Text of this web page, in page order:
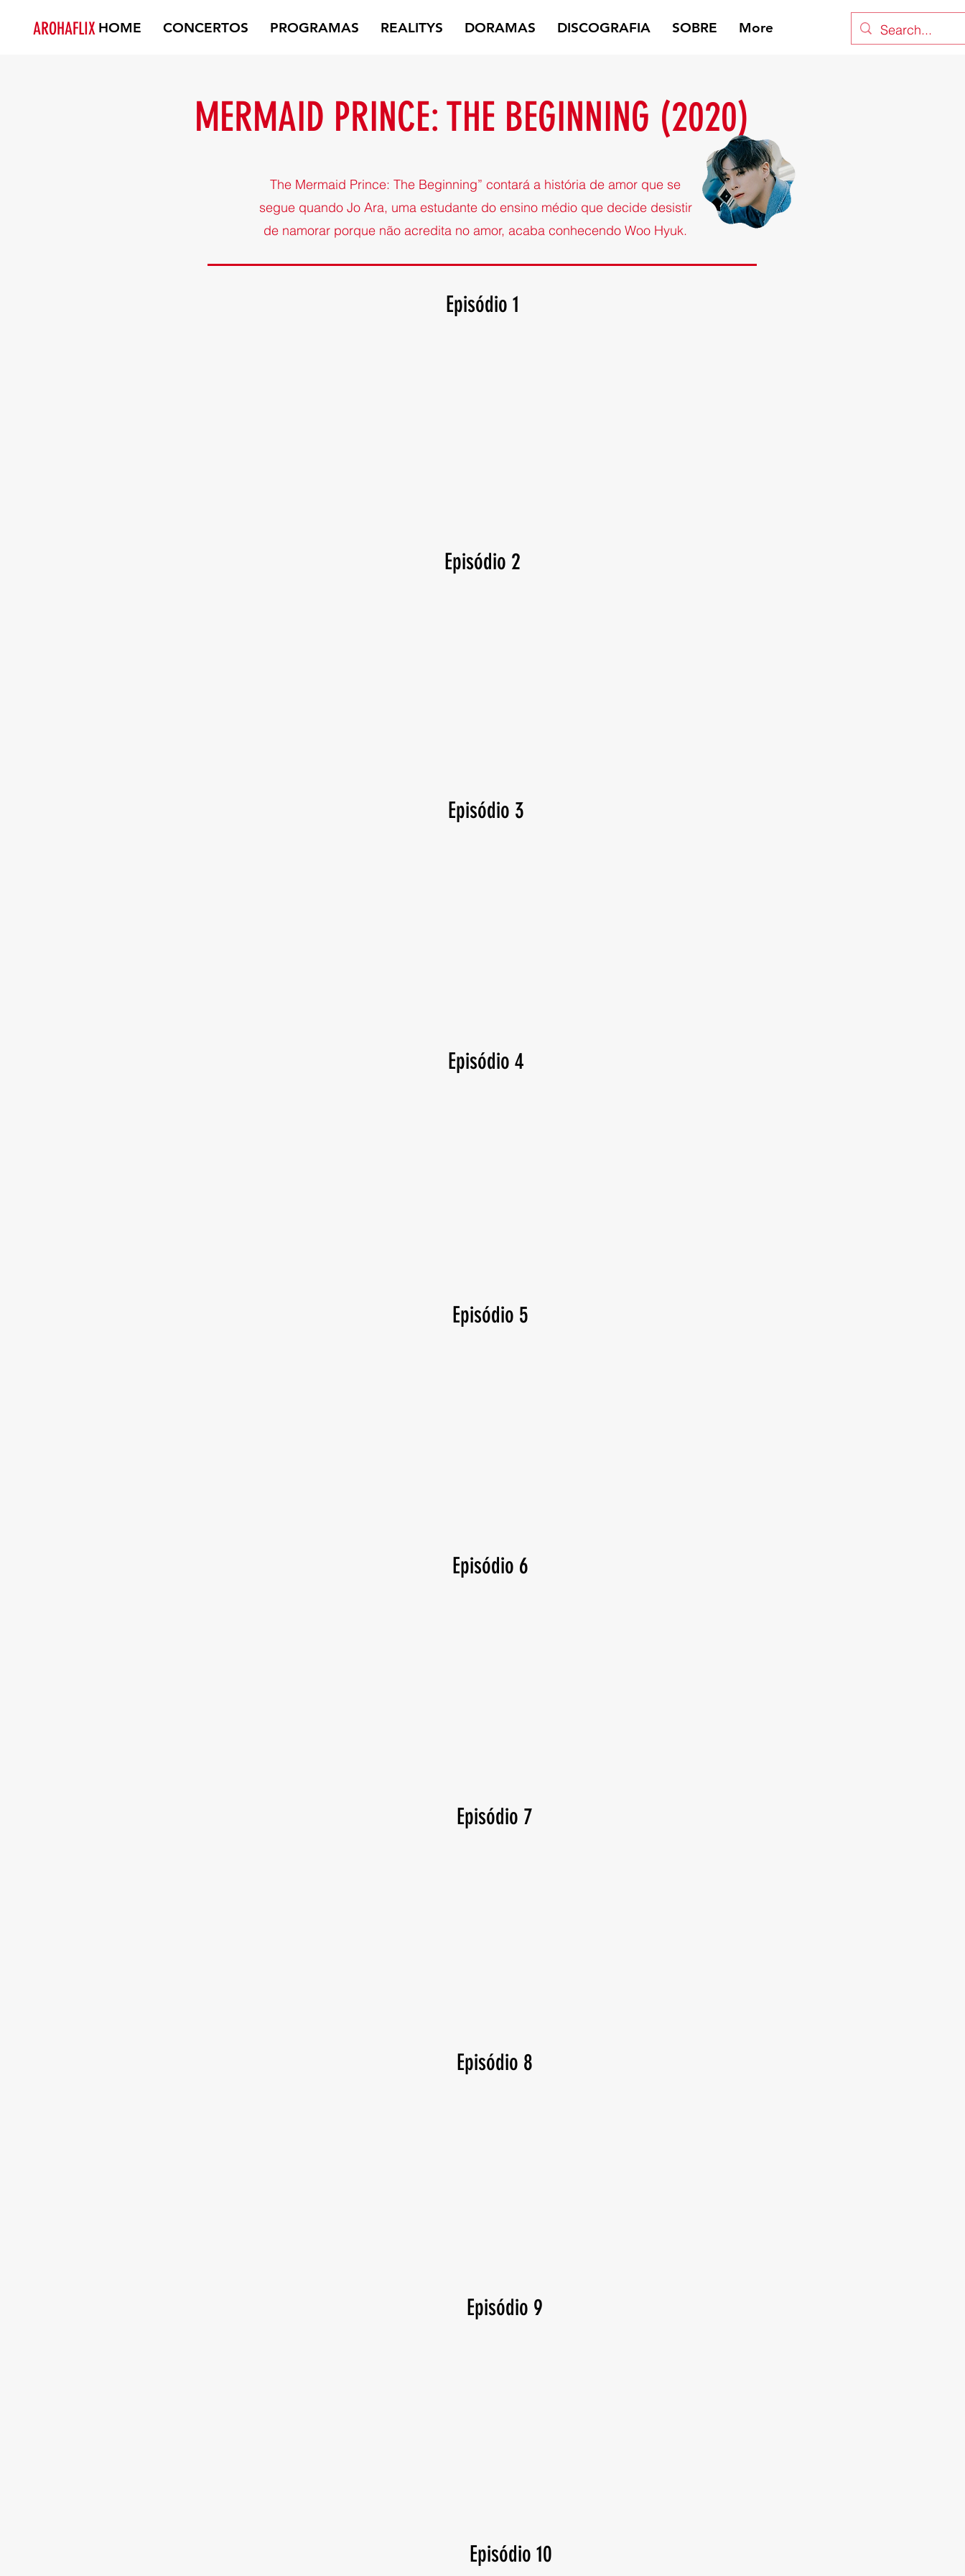
HOME CONCERTOS PROGRAMAS REALITYS DORAMAS DISCOGRAFIA SOBRE More
AROHAFLIX
MERMAID PRINCE: THE BEGINNING (2020)
The Mermaid Prince: The Beginning” contará a história de amor que se
segue quando Jo Ara, uma estudante do ensino médio que decide desistir
de namorar porque não acredita no amor, acaba conhecendo Woo Hyuk.
Episódio 1
Episódio 2
Episódio 3
Episódio 4
Episódio 5
Episódio 6
Episódio 7
Episódio 8
Episódio 9
Episódio 10